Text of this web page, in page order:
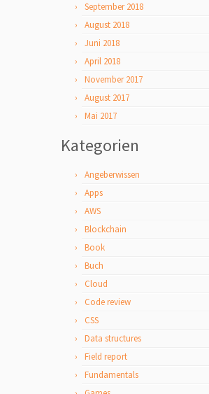
September 2018
August 2018
Juni 2018
April 2018
November 2017
August 2017
Mai 2017
Kategorien
Angeberwissen
Apps
AWS
Blockchain
Book
Buch
Cloud
Code review
CSS
Data structures
Field report
Fundamentals